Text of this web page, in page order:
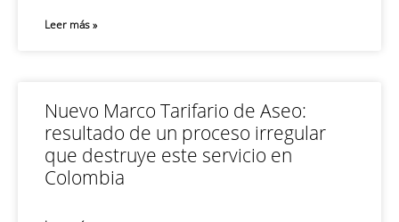
Leer más »
Nuevo Marco Tarifario de Aseo:
resultado de un proceso irregular
que destruye este servicio en
Colombia